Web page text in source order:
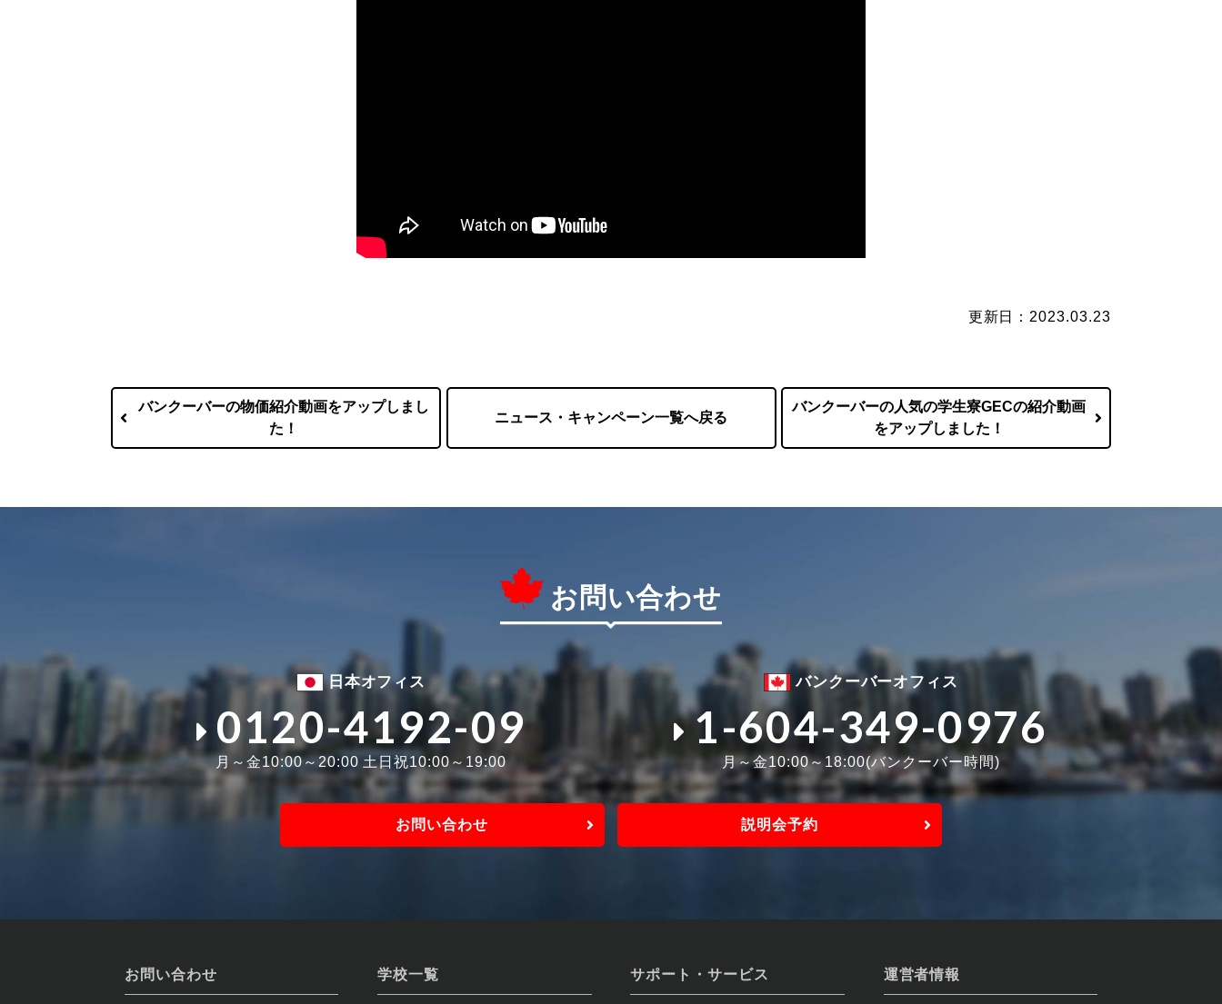
更新日：2023.03.23
バンクーバーの物価紹介動画をアップしまし
た！
ニュース・キャンペーン一覧へ戻る
バンクーバーの人気の学生寮GECの紹介動画
をアップしました！
お問い合わせ
日本オフィス
0120-4192-09
月～金10:00～20:00 土日祝10:00～19:00
バンクーバーオフィス
1-604-349-0976
月～金10:00～18:00(バンクーバー時間)
お問い合わせ 説明会予約
お問い合わせ 学校一覧 サポート・サービス 運営者情報